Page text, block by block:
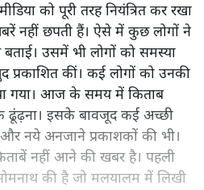
को पूरी तरह नियंत्रित कर रखा
नहीं छपती हैं। ऐसे में कुछ लोगों ने
उसमें भी लोगों को समस्या
कीं। कई लोगों को उनकी
गया। आज के समय में किताब
ढूंढ़ना। इसके बावजूद कई अच्छी
नये अनजाने प्रकाशकों की भी।
नहीं आने की खबर है। पहली
की है जो मलयालम में लिखी